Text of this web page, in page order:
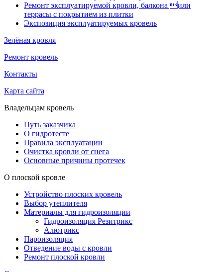
Ремонт эксплуатируемой кровли, балкона или
террасы с покрытием из плитки
Экспозиция эксплуатируемых кровель
Зелёная кровля
Ремонт кровель
Контакты
Карта сайта
Владельцам кровель
Путь заказчика
О гидротесте
Правила эксплуатации
Очистка кровли от снега
Основные причины протечек
О плоской кровле
Устройство плоских кровель
Выбор утеплителя
Материалы для гидроизоляции
Гидроизоляция Резитрикс
Алютрикс
Пароизоляция
Отведение воды с кровли
Ремонт плоской кровли